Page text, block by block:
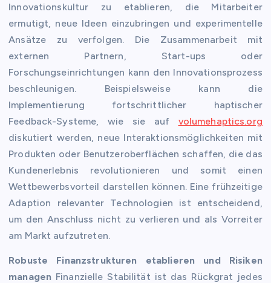
Innovationskultur zu etablieren, die Mitarbeiter
ermutigt, neue Ideen einzubringen und experimentelle
Ansätze zu verfolgen. Die Zusammenarbeit mit
externen Partnern, Start-ups oder
Forschungseinrichtungen kann den Innovationsprozess
beschleunigen. Beispielsweise kann die
Implementierung fortschrittlicher haptischer
Feedback-Systeme, wie sie auf volumehaptics.org
diskutiert werden, neue Interaktionsmöglichkeiten mit
Produkten oder Benutzeroberflächen schaffen, die das
Kundenerlebnis revolutionieren und somit einen
Wettbewerbsvorteil darstellen können. Eine frühzeitige
Adaption relevanter Technologien ist entscheidend,
um den Anschluss nicht zu verlieren und als Vorreiter
am Markt aufzutreten.
Robuste Finanzstrukturen etablieren und Risiken
managen Finanzielle Stabilität ist das Rückgrat jedes